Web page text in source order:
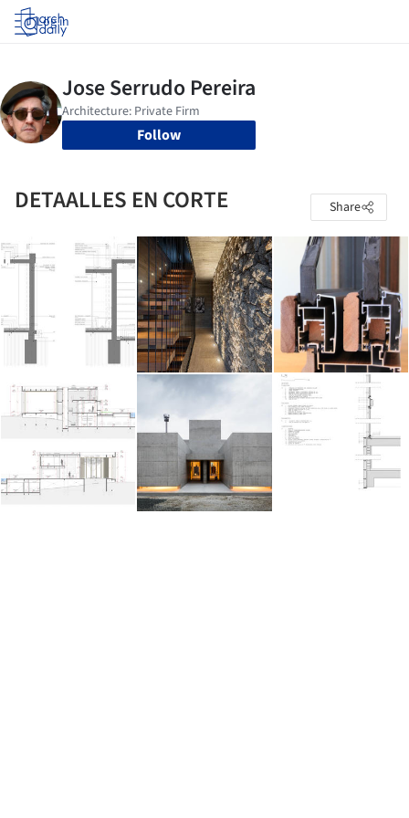
Log in
Follow
DETAALLES EN CORTE Share